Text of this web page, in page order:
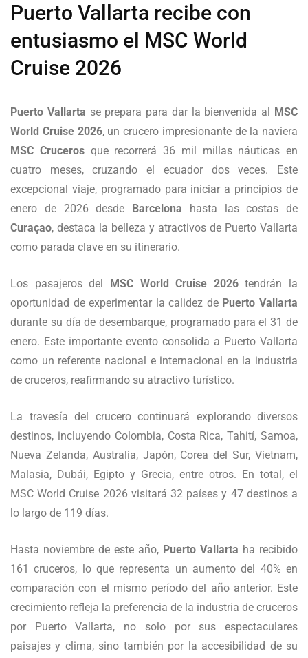
Puerto Vallarta recibe con
entusiasmo el MSC World
Cruise 2026
Puerto Vallarta se prepara para dar la bienvenida al
MSC
World Cruise 2026, un crucero impresionante de la naviera
MSC Crucerosque recorrerá 36 mil millas náuticas en
cuatro meses, cruzando el ecuador dos veces. Este
excepcional viaje, programado para iniciar a principios de
enero de 2026 desde
Barcelona hasta las costas de
Curaçao, destaca la belleza y atractivos de Puerto Vallarta
como parada clave en su itinerario.
Los pasajeros del MSC World Cruise 2026tendrán la
oportunidad de experimentar la calidez de Puerto Vallarta
durante su día de desembarque, programado para el 31 de
enero. Este importante evento consolida a Puerto Vallarta
como un referente nacional e internacional en la industria
de cruceros, reafirmando su atractivo turístico.
La travesía del crucero continuará explorando diversos
destinos, incluyendo Colombia, Costa Rica, Tahití, Samoa,
Nueva Zelanda, Australia, Japón, Corea del Sur, Vietnam,
Malasia, Dubái, Egipto y Grecia, entre otros. En total, el
MSC World Cruise 2026 visitará 32 países y 47 destinos a
lo largo de 119 días.
Hasta noviembre de este año, Puerto Vallarta ha recibido
161 cruceros, lo que representa un aumento del 40% en
comparación con el mismo período del año anterior. Este
crecimiento refleja la preferencia de la industria de cruceros
por Puerto Vallarta, no solo por sus espectaculares
paisajes y clima, sino también por la accesibilidad de su